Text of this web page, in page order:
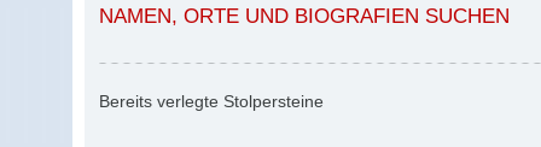
NAMEN, ORTE UND BIOGRAFIEN SUCHEN
Bereits verlegte Stolpersteine